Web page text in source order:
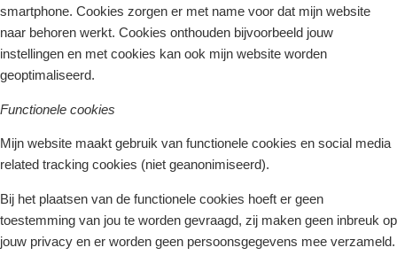
smartphone. Cookies zorgen er met name voor dat mijn website
naar behoren werkt. Cookies onthouden bijvoorbeeld jouw
instellingen en met cookies kan ook mijn website worden
geoptimaliseerd.
Functionele cookies
Mijn website maakt gebruik van functionele cookies en social media
related tracking cookies (niet geanonimiseerd).
Bij het plaatsen van de functionele cookies hoeft er geen
toestemming van jou te worden gevraagd, zij maken geen inbreuk op
jouw privacy en er worden geen persoonsgegevens mee verzameld.